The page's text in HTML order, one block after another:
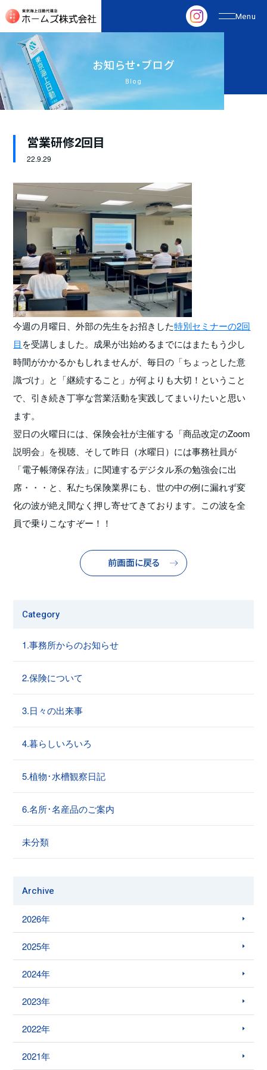
お知らせ・ブログ
Blog
営業研修2回目
22.9.29
今週の月曜日、外部の先生をお招きした特別セミナーの2回
目 を受講しました。成果が出始めるまでにはまたもう少し
時間がかかるかもしれませんが、毎日の「ちょっとした意
識づけ」と「継続すること」が何よりも大切！ということ
で、引き続き丁寧な営業活動を実践してまいりたいと思い
ます。
翌日の火曜日には、保険会社が主催する「商品改定のZoom
説明会」を視聴、そして昨日（水曜日）には事務社員が
「電子帳簿保存法」に関連するデジタル系の勉強会に出
席・・・と、私たち保険業界にも、世の中の例に漏れず変
化の波が絶え間なく押し寄せてきております。この波を全
員で乗りこなすぞー！！
前画面に戻る
Category
1.事務所からのお知らせ
2.保険について
3.日々の出来事
4.暮らしいろいろ
5.植物･水槽観察日記
6.名所･名産品のご案内
未分類
Archive
2026年
2025年
2024年
2023年
2022年
2021年